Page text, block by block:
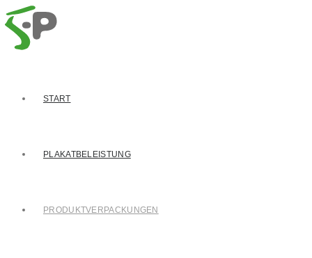
START
PLAKATBELEISTUNG
PRODUKTVERPACKUNGEN